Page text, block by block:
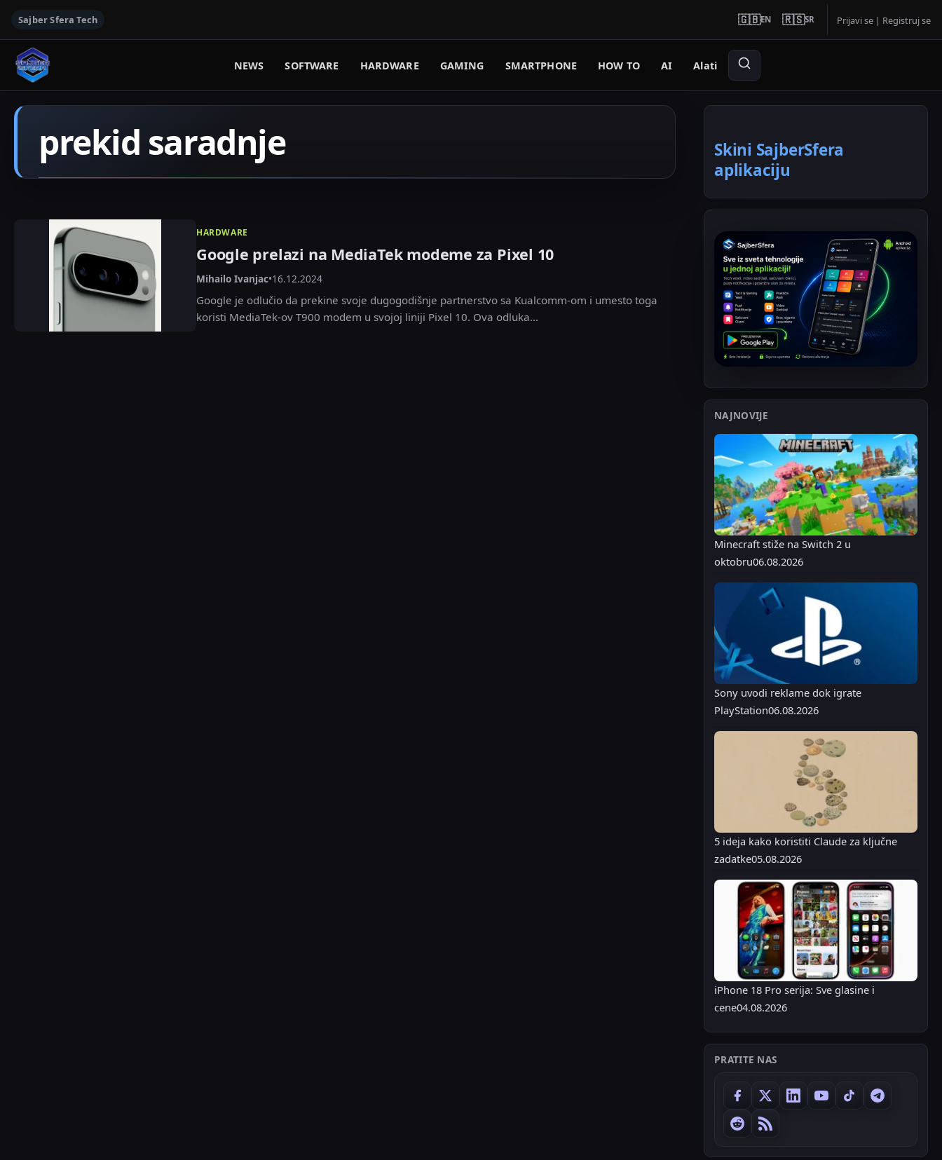
Sajber Sfera Tech 🇬🇧EN 🇷🇸SR Prijavi se | Registruj se
NEWS SOFTWARE HARDWARE GAMING SMARTPHONE HOW TO AI Alati
prekid saradnje
HARDWARE
Google prelazi na MediaTek modeme za Pixel 10
Mihailo Ivanjac•16.12.2024
Google je odlučio da prekine svoje dugogodišnje partnerstvo sa Kualcomm-om i umesto toga
koristi MediaTek-ov T900 modem u svojoj liniji Pixel 10. Ova odluka...
Skini SajberSfera
aplikaciju
NAJNOVIJE
Minecraft stiže na Switch 2 u
oktobru06.08.2026
Sony uvodi reklame dok igrate
PlayStation06.08.2026
5 ideja kako koristiti Claude za ključne
zadatke05.08.2026
iPhone 18 Pro serija: Sve glasine i
cene04.08.2026
PRATITE NAS